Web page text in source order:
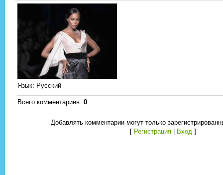
Язык: Русский
Всего комментариев: 0
Добавлять комментарии могут только
[ Регистрация| Вход ]